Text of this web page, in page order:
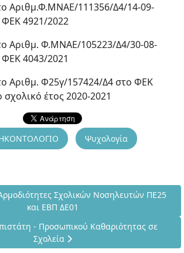
Αριθμ.Φ.ΜΝΑΕ/111356/Δ4/14-09-
4921/2022
Αριθμ. Φ.ΜΝΑΕ/105223/Δ4/30-08-
4043/2021
Αριθμ. Φ25γ/157424/Δ4 στο ΦΕΚ
σχολικό έτος 2020-2021
Ψυχολογία
Καθήκοντα - Αρμοδιότητες Σχολικών
Σχολικών Νοσηλευτών ΠΕ25
και ΕΒΠ ΔΕ01
Καθήκοντα Επιστάτη - Προσωπικού
- Προσωπικού Καθαριότητας σε
Σχολεία